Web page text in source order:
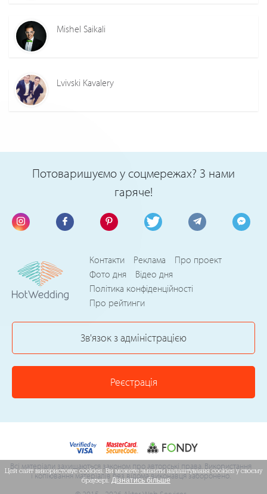
Mishel Saikali
Lvivski Kavalery
Потоваришуємо у соцмережах? З нами
гаряче!
Контакти Реклама
Про проект
Фото дня
Відео дня
Політика конфіденційності
Про рейтинги
Зв'язок з адміністрацією
Реєстрація
Всі матеріали захищаються законом про авторські права. Використання
і копіювання матеріалів без відома виконавця заборонено.
Цей сайт використовує cookies. Ви можете змінити налаштування cookies у своєму
браузері.Дізнатись більше